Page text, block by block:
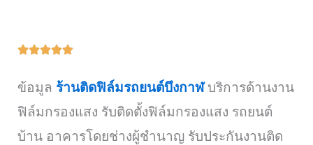
ข้อมูล ร้านติดฟิล์มรถยนต์บึงกาฬบริการด้านงาน
ฟิล์มกรองแสง รับติดตั้งฟิล์มกรองแสง รถยนต์
บ้าน อาคารโดยช่างผู้ชำนาญ รับประกันงานติด